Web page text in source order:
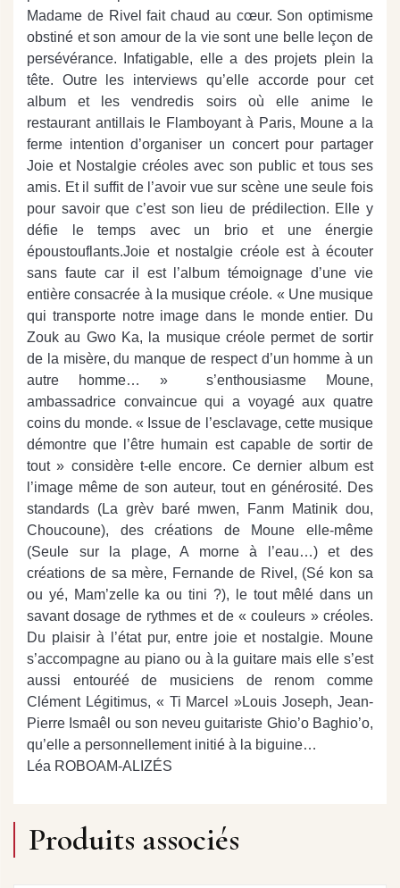
Madame de Rivel fait chaud au cœur. Son optimisme
obstiné et son amour de la vie sont une belle leçon de
persévérance. Infatigable, elle a des projets plein la
tête. Outre les interviews qu’elle accorde pour cet
album et les vendredis soirs où elle anime le
restaurant antillais le Flamboyant à Paris, Moune a la
ferme intention d’organiser un concert pour partager
Joie et Nostalgie créoles avec son public et tous ses
amis. Et il suffit de l’avoir vue sur scène une seule fois
pour savoir que c’est son lieu de prédilection. Elle y
défie le temps avec un brio et une énergie
époustouflants.Joie et nostalgie créole est à écouter
sans faute car il est l’album témoignage d’une vie
entière consacrée à la musique créole. « Une musique
qui transporte notre image dans le monde entier. Du
Zouk au Gwo Ka, la musique créole permet de sortir
de la misère, du manque de respect d’un homme à un
autre homme… » s’enthousiasme Moune,
ambassadrice convaincue qui a voyagé aux quatre
coins du monde. « Issue de l’esclavage, cette musique
démontre que l’être humain est capable de sortir de
tout » considère t-elle encore. Ce dernier album est
l’image même de son auteur, tout en générosité. Des
standards (La grèv baré mwen, Fanm Matinik dou,
Choucoune), des créations de Moune elle-même
(Seule sur la plage, A morne à l’eau…) et des
créations de sa mère, Fernande de Rivel, (Sé kon sa
ou yé, Mam’zelle ka ou tini ?), le tout mêlé dans un
savant dosage de rythmes et de « couleurs » créoles.
Du plaisir à l’état pur, entre joie et nostalgie. Moune
s’accompagne au piano ou à la guitare mais elle s’est
aussi entouréé de musiciens de renom comme
Clément Légitimus, « Ti Marcel »Louis Joseph, Jean-
Pierre Ismaêl ou son neveu guitariste Ghio’o Baghio’o,
qu’elle a personnellement initié à la biguine…
Léa ROBOAM-ALIZÉS
Produits associés